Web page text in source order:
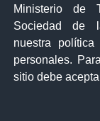
Ministerio de
Sociedad de
nuestra
personales.
sitio debe